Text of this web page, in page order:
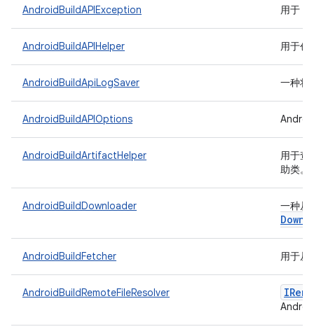
AndroidBuildAPIException 用于
AndroidBuildAPIHelper 用于创
AndroidBuildApiLogSaver 一种将
AndroidBuildAPIOptions
AndroidBuildArtifactHelper
用于查
助类。
AndroidBuildDownloader 一种从
AndroidBuildFetcher 用于从
AndroidBuildRemoteFileResolver